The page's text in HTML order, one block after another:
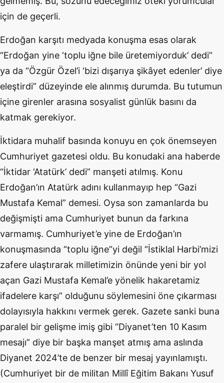
için de geçerli.
Erdoğan karşıtı medyada konuşma esas olarak
“Erdoğan yine ‘toplu iğne bile üretemiyorduk’ dedi”
ya da “Özgür Özel’i ‘bizi dışarıya şikâyet edenler’ diye
eleştirdi” düzeyinde ele alınmış durumda. Bu tutumun
içine girenler arasına sosyalist günlük basını da
katmak gerekiyor.
İktidara muhalif basında konuyu en çok önemseyen
Cumhuriyet gazetesi oldu. Bu konudaki ana haberde
“İktidar ‘Atatürk’ dedi” manşeti atılmış. Konu
Erdoğan’ın Atatürk adını kullanmayıp hep “Gazi
Mustafa Kemal” demesi. Oysa son zamanlarda bu
değişmişti ama Cumhuriyet bunun da farkına
varmamış. Cumhuriyet’e yine de Erdoğan’ın
konuşmasında “toplu iğne”yi değil “İstiklal Harbi’mizi
zafere ulaştırarak milletimizin önünde yeni bir yol
açan Gazi Mustafa Kemal’e yönelik hakaretamiz
ifadelere karşı” olduğunu söylemesini öne çıkarması
dolayısıyla hakkını vermek gerek. Gazete sanki buna
paralel bir gelişme imiş gibi “Diyanet’ten 10 Kasım
mesajı” diye bir başka manşet atmış ama aslında
Diyanet 2024’te de benzer bir mesaj yayınlamıştı.
(Cumhuriyet bir de militan Millî Eğitim Bakanı Yusuf